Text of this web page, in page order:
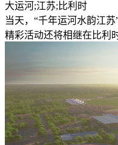
大运河;江苏;比利时
当天，“千年运河水韵江
精彩活动还将相继在比利